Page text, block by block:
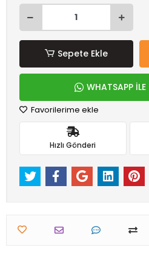
Sepete Ekle
WHATSAPP İLE
Favorilerime ekle
Hızlı Gönderi